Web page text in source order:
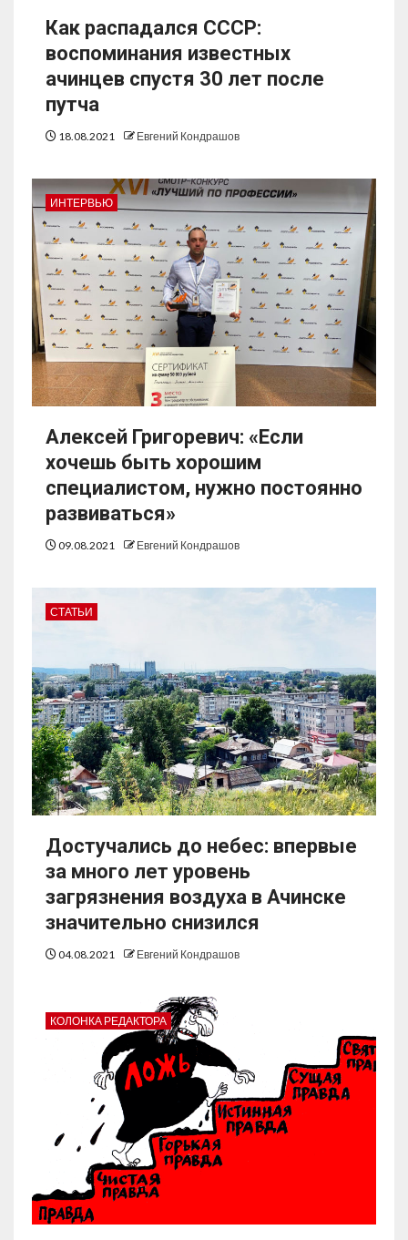
Как распадался СССР:
воспоминания известных
ачинцев спустя 30 лет после
путча
18.08.2021 Евгений Кондрашов
ИНТЕРВЬЮ
Алексей Григоревич: «Если
хочешь быть хорошим
специалистом, нужно постоянно
развиваться»
09.08.2021 Евгений Кондрашов
СТАТЬИ
Достучались до небес: впервые
за много лет уровень
загрязнения воздуха в Ачинске
значительно снизился
04.08.2021 Евгений Кондрашов
КОЛОНКА РЕДАКТОРА